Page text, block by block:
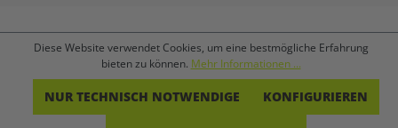
Diese Website verwendet Cookies, um eine bestmögliche Erfahrung
bieten zu können. Mehr Informationen ...
NUR TECHNISCH NOTWENDIGE KONFIGURIEREN